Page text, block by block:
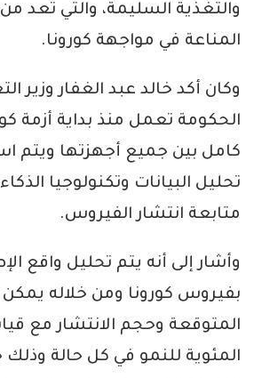
والتغذية السليمة، والتي تعد
المناعة في مواجهة كورونا.
وكان أكد خالد عبد الغفار وزير
الحكومة تعمل منذ بداية أزمة
كامل بين جميع أجهزتها ويتم
تحليل البيانات وتكنولوجيا
متابعة انتشار الفيروس.
وأشار إلى أنه يتم تحليل واقع
بفيروس كورونا ومن خلاله يمكن
المتوقعة وحجم الانتشار مع
المئوية للنمو في كل حالة